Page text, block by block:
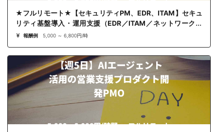
★フルリモート★【セキュリティPM、EDR、ITAM】セキュ
リティ基盤導入・運用支援（EDR／ITAM／ネットワークセ
キュリティ）
報酬例 5,000 ～ 6,800円/時